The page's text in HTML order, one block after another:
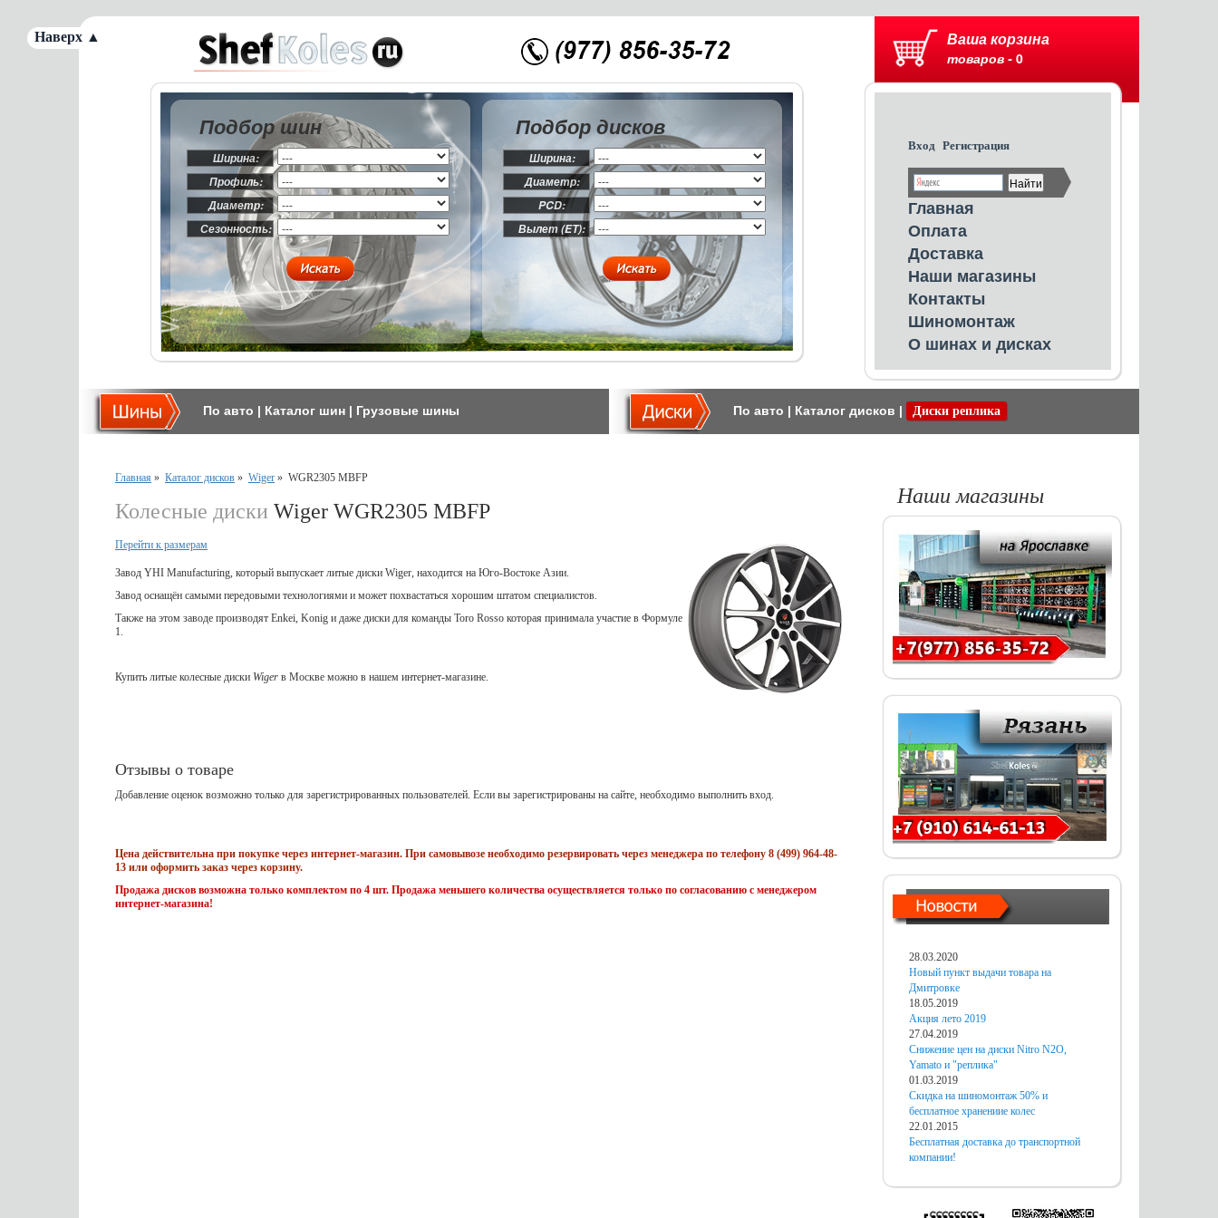
Ваша корзина
товаров - 0
Вход Регистрация
Главная
Оплата
Доставка
Наши магазины
Контакты
Шиномонтаж
О шинах и дисках
Подбор шин
Ширина:
Профиль:
Диаметр:
Сезонность:
Подбор дисков
Ширина:
Диаметр:
PCD:
Вылет (ET):
По авто | Каталог шин | Грузовые шины По авто | Каталог дисков | Диски реплика
Главная » Каталог дисков » Wiger » WGR2305 MBFP
Колесные диски Wiger WGR2305 MBFP
Перейти к размерам
Завод YHI Manufacturing, который выпускает литые диски Wiger, находится на Юго-Востоке Азии.
Завод оснащён самыми передовыми технологиями и может похвастаться хорошим штатом специалистов.
Также на этом заводе производят Enkei, Konig и даже диски для команды Toro Rosso которая принимала участие в Формуле
1.
Купить литые колесные диски Wiger в Москве можно в нашем интернет-магазине.
Отзывы о товаре
Добавление оценок возможно только для зарегистрированных пользователей. Если вы зарегистрированы на сайте, необходимо выполнить вход.
Цена действительна при покупке через интернет-магазин. При самовывозе необходимо резервировать через менеджера по телефону 8 (499) 964-48-
13 или оформить заказ через корзину.
Продажа дисков возможна только комплектом по 4 шт. Продажа меньшего количества осуществляется только по согласованию с менеджером
интернет-магазина!
Наши магазины
28.03.2020
Новый пункт выдачи товара на
Дмитровке
18.05.2019
Акция лето 2019
27.04.2019
Снижение цен на диски Nitro N2O,
Yamato и "реплика"
01.03.2019
Скидка на шиномонтаж 50% и
бесплатное хранениие колес
22.01.2015
Бесплатная доставка до транспортной
компании!
Наверх ▲